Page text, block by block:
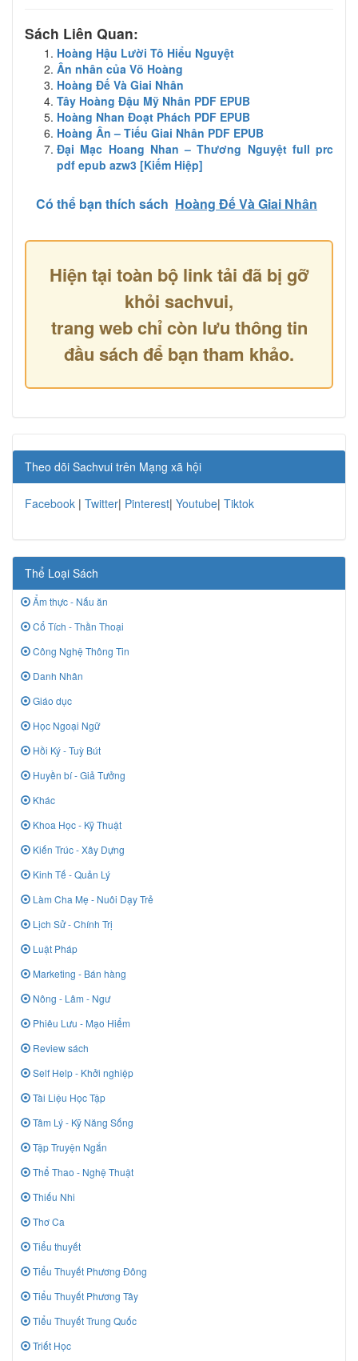
Sách Liên Quan:
Hoàng Hậu Lười Tô Hiểu Nguyệt
Ân nhân của Võ Hoàng
Hoàng Đế Và Giai Nhân
Tây Hoàng Đậu Mỹ Nhân PDF EPUB
Hoàng Nhan Đoạt Phách PDF EPUB
Hoàng Ân – Tiếu Giai Nhân PDF EPUB
Đại Mạc Hoang Nhan – Thương Nguyệt full prc
pdf epub azw3 [Kiếm Hiệp]
Có thể bạn thích sách Hoàng Đế Và Giai Nhân
Hiện tại toàn bộ link tải đã bị gỡ
khỏi sachvui,
trang web chỉ còn lưu thông tin
đầu sách để bạn tham khảo.
Theo dõi Sachvui trên Mạng xã hội
Facebook | Twitter| Pinterest| Youtube| Tiktok
Thể Loại Sách
Ẩm thực - Nấu ăn
Cổ Tích - Thần Thoại
Công Nghệ Thông Tin
Danh Nhân
Giáo dục
Học Ngoại Ngữ
Hồi Ký - Tuỳ Bút
Huyền bí - Giả Tưởng
Khác
Khoa Học - Kỹ Thuật
Kiến Trúc - Xây Dựng
Kinh Tế - Quản Lý
Làm Cha Mẹ - Nuôi Dạy Trẻ
Lịch Sử - Chính Trị
Luật Pháp
Marketing - Bán hàng
Nông - Lâm - Ngư
Phiêu Lưu - Mạo Hiểm
Review sách
Self Help - Khởi nghiệp
Tài Liệu Học Tập
Tâm Lý - Kỹ Năng Sống
Tập Truyện Ngắn
Thể Thao - Nghệ Thuật
Thiếu Nhi
Thơ Ca
Tiểu thuyết
Tiểu Thuyết Phương Đông
Tiểu Thuyết Phương Tây
Tiểu Thuyết Trung Quốc
Triết Học